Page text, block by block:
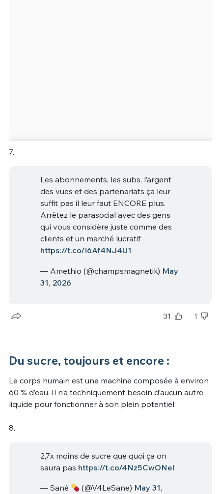
7.
Les abonnements, les subs, l’argent
des vues et des partenariats ça leur
suffit pas il leur faut ENCORE plus.
Arrêtez le parasocial avec des gens
qui vous considère juste comme des
clients et un marché lucratif
https://t.co/i6Af4NJ4U1
— Amethio (@champsmagnetik) May
31, 2026
31 1
Du sucre, toujours et encore :
Le corps humain est une machine composée à environ
60 % d’eau. Il n’a techniquement besoin d’aucun autre
liquide pour fonctionner à son plein potentiel.
8.
2,7x moins de sucre que quoi ça on
saura pas https://t.co/4Nz5CwONeI
— Sané (@V4LeSane) May 31,